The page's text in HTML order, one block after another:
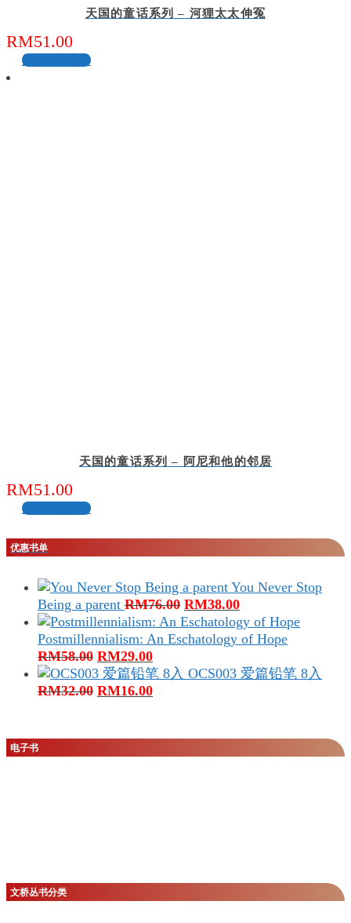
天国的童话系列 – 河狸太太伸冤
RM51.00
加入购物车
天国的童话系列 – 阿尼和他的邻居
RM51.00
加入购物车
优惠书单
You Never Stop
Being a parent RM76.00 原
价
为：
RM38.00当
前
价
为：
Postmillennialism: An Eschatology of Hope
RM58.00 原
价
为：
RM29.00当
前
价
RM29.00。
OCS003 爱篇铅笔 8入
RM32.00 原
RM32.00。
RM16.00当
格
为：
电子书
文桥丛书分类